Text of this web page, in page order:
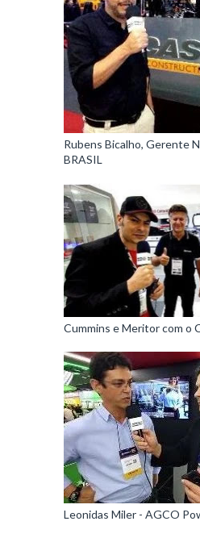
Rubens Bicalho, Gerente
BRASIL
Cummins e Meritor com o
Leonidas Miler - AGCO